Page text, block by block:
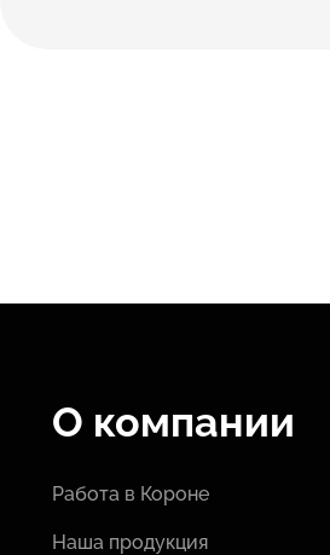
О компании
Работа в Короне
Наша продукция